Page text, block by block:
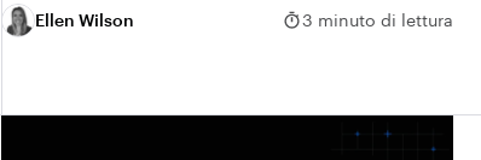
Ellen Wilson 3 minuto di lettura